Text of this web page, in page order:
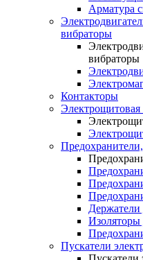
Арматура
вибраторы
вибраторы
Контакторы
Держатели
Пускатели